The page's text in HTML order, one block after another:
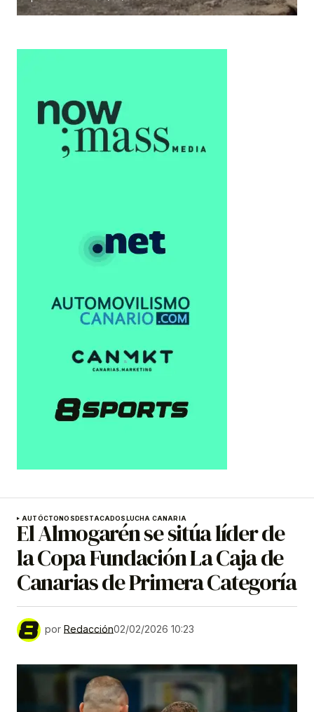
AUTÓCTONOSDESTACADOSLUCHA CANARIA
El Almogarén se sitúa líder de
la Copa Fundación La Caja de
Canarias de Primera Categoría
por Redacción02/02/2026 10:23